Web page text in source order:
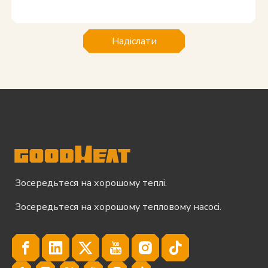
Надіслати
Зосередьтеся на хорошому теплі.
Зосередьтеся на хорошому тепловому насосі.